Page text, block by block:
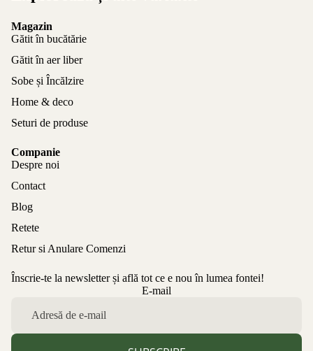
Magazin
Gătit în bucătărie
Gătit în aer liber
Sobe și Încălzire
Home & deco
Seturi de produse
Companie
Despre noi
Contact
Blog
Retete
Retur si Anulare Comenzi
Înscrie-te la newsletter și află tot ce e nou în lumea fontei!
E-mail
Politica de confidențialitate